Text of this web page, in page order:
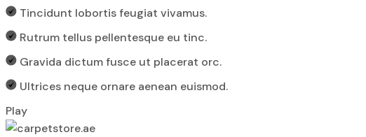
Tincidunt lobortis feugiat vivamus.
Rutrum tellus pellentesque eu tinc.
Gravida dictum fusce ut placerat orc.
Ultrices neque ornare aenean euismod.
Play